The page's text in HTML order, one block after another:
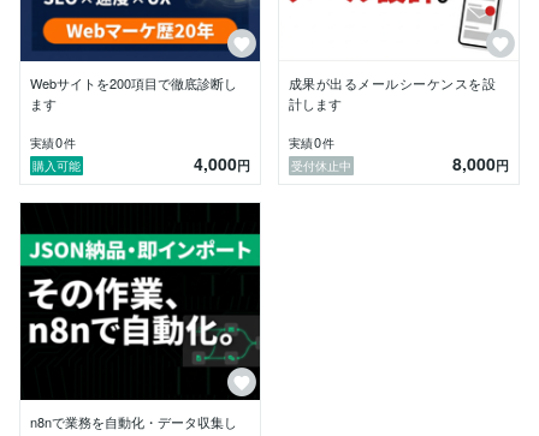
【お約束】
・追加費用なしの明朗会計（見積金額が最終金額です）
・最短48時間〜の迅速納品
・専門用語は注釈付きで、非エンジニアの方にも分かり
【ご注意】
・AI画像生成・イラスト制作は提供しておりません
【メッセージ歓迎】
「うちの場合はどう？」「予算内で何ができる？」な
ど、まずはお気軽にダイレクトメッセージでご相談くだ
さい。現状をお聞きしたうえで、最適なサービスをご提
Web集客のお悩みを、最短ルートで解決へ。
ご依頼お待ちしております。
Webサイトを200項目で徹底診断し
ます
実績0件
購入可能
4,000円
成果が出るメールシーケンスを設
計します
実績0件
受付休止中
8,000円
n8nで業務を自動化・データ収集し